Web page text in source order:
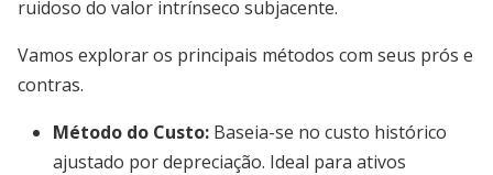
ruidoso do valor intrínseco subjacente.
Vamos explorar os principais métodos com seus prós e
contras.
Método do Custo: Baseia-se no custo histórico
ajustado por depreciação. Ideal para ativos